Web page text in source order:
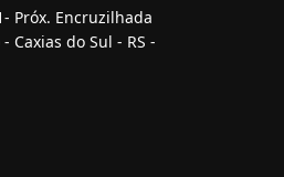
Próx. Encruzilhada
Caxias do Sul - RS -